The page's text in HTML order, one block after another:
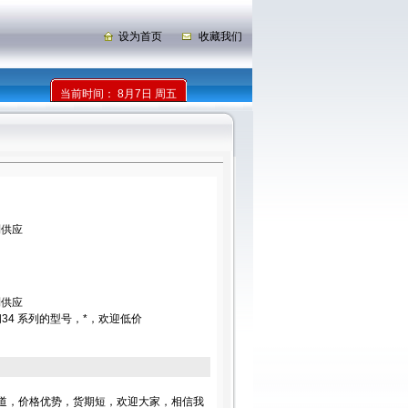
设为首页 收藏我们
当前时间： 8月7日 周五
应
应
系列的型号，*，欢迎低价
价格优势，货期短，欢迎大家，相信我